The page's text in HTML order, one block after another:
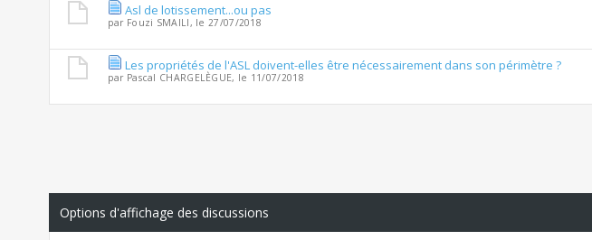
Asl de lotissement...ou pas
par Fouzi SMAILI, le 27/07/2018
Les propriétés de l'ASL doivent-elles être nécessairement dans son périmètre ?
par Pascal CHARGELÈGUE, le 11/07/2018
Options d'affichage des discussions